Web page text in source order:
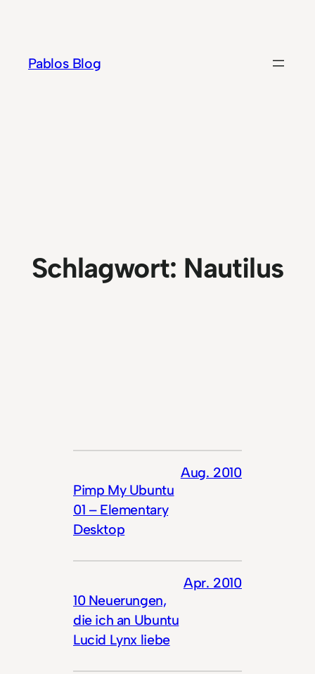
springen
Pablos Blog
Schlagwort: Nautilus
Pimp My Ubuntu
01 – Elementary
Desktop
Aug. 2010
10 Neuerungen,
die ich an Ubuntu
Lucid Lynx liebe
Apr. 2010